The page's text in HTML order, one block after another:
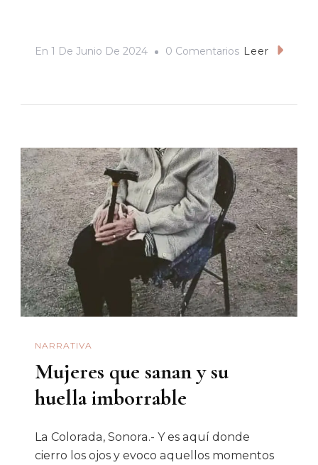
En 1 De Junio De 2024 0 ComentariosEn
Mujeres:
Una
Presidenta
Para
México
Leer
NARRATIVA
Mujeres que sanan y su
huella imborrable
La Colorada, Sonora.- Y es aquí donde
cierro los ojos y evoco aquellos momentos